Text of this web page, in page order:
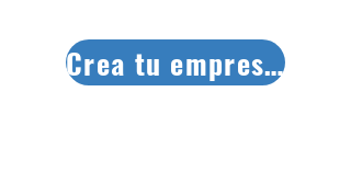
Crea tu empresa ya!